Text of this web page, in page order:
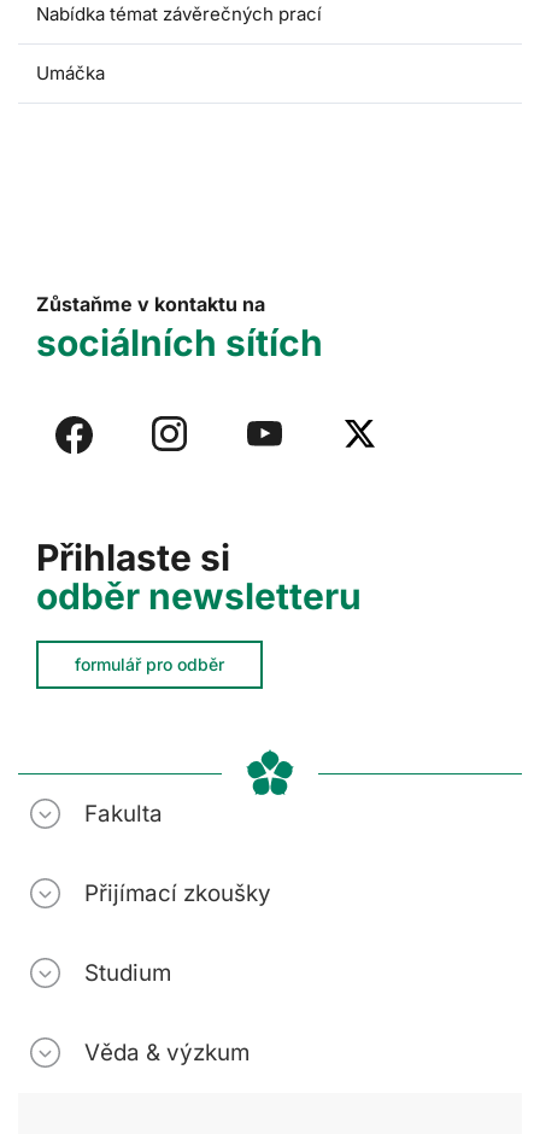
Nabídka témat závěrečných prací
Umáčka
Přihlaste si
odběr newsletteru
formulář pro odběr
Zůstaňme v kontaktu na
sociálních sítích
Fakulta
Přijímací zkoušky
Studium
Věda & výzkum